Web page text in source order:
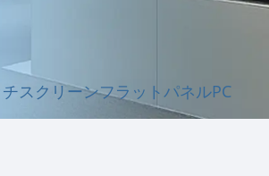
チスクリーンフラットパネルPC